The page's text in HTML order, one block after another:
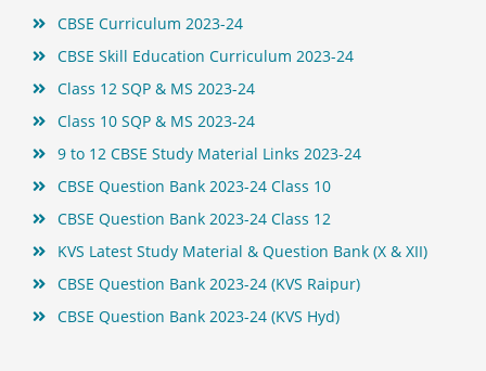
CBSE Curriculum 2023-24
CBSE Skill Education Curriculum 2023-24
Class 12 SQP & MS 2023-24
Class 10 SQP & MS 2023-24
9 to 12 CBSE Study Material Links 2023-24
CBSE Question Bank 2023-24 Class 10
CBSE Question Bank 2023-24 Class 12
KVS Latest Study Material & Question Bank (X & XII)
CBSE Question Bank 2023-24 (KVS Raipur)
CBSE Question Bank 2023-24 (KVS Hyd)